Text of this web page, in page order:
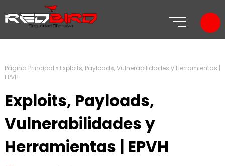
Página Principal
Exploits, Payloads, Vulnerabilidades y Herramientas |
EPVH
Exploits, Payloads,
Vulnerabilidades y
Herramientas | EPVH